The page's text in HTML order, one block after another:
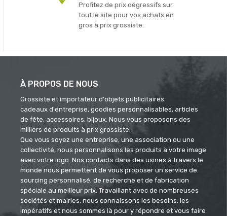
Profitez de prix dégressifs sur
tout le site pour vos achats en
gros à prix grossiste.
À PROPOS DE NOUS
Grossiste et importateur d'objets publicitaires
cadeaux d'entreprise, goodies personnalisables, articles
de fête, accessoires, bijoux. Nous vous proposons des
milliers de produits à prix grossiste.
Que vous soyez une entreprise, une association ou une
collectivité, nous personnalisons les produits à votre image
avec votre logo. Nos contacts dans des usines à travers le
monde nous permettent de vous proposer un service de
sourcing personnalisé, de recherche et de fabrication
spéciale au meilleur prix. Travaillant avec de nombreuses
sociétés et mairies, nous connaissons les besoins, les
impératifs et nous sommes là pour y répondre et vous faire